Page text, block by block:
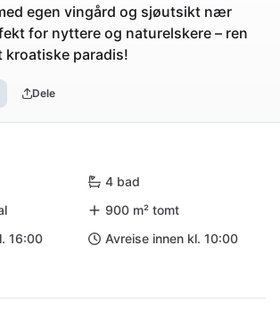
egen vingård og sjøutsikt nær
for nyttere og naturelskere – ren
kroatiske paradis!
Dele
4 bad
900 m² tomt
16:00
Avreise innen kl. 10:00